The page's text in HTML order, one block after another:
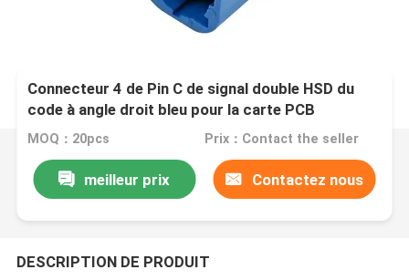
Connecteur 4 de Pin C de signal double HSD du
code à angle droit bleu pour la carte PCB
MOQ：20pcs Prix：Contact the seller
meilleur prix Contactez nous
DESCRIPTION DE PRODUIT